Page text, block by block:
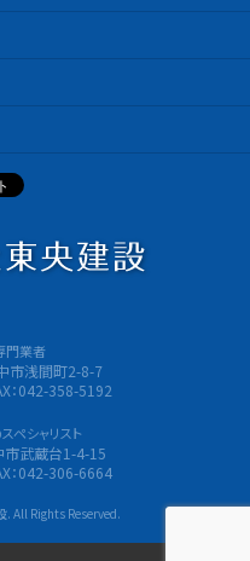
門業者
市浅間町2-8-7
：042-358-5192
ペシャリスト
市武蔵台1-4-15
：042-306-6664
All Rights Reserved.